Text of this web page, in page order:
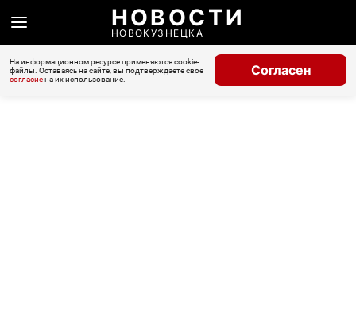
НОВОСТИ
НОВОКУЗНЕЦКА
На информационном ресурсе применяются cookie-
файлы. Оставаясь на сайте, вы подтверждаете свое
согласиена их использование.
Согласен